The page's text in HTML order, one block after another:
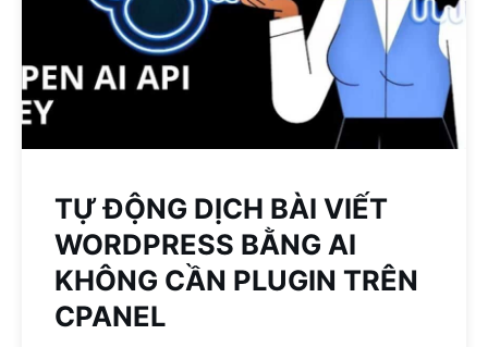
TỰ ĐỘNG DỊCH BÀI VIẾT
WORDPRESS BẰNG AI
KHÔNG CẦN PLUGIN TRÊN
CPANEL